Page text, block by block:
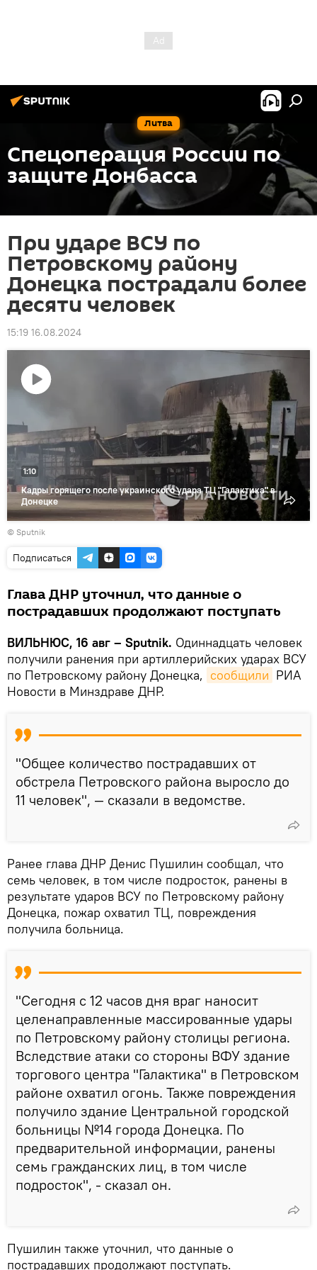
Литва
Спецоперация России по
защите Донбасса
При ударе ВСУ по
Петровскому району
Донецка пострадали более
десяти человек
15:19 16.08.2024
Кадры горящего после украинского удара ТЦ "Галактика" в
Донецке
1:10
© Sputnik
Подписаться
Глава ДНР уточнил, что данные о
пострадавших продолжают поступать
ВИЛЬНЮС, 16 авг – Sputnik. Одиннадцать человек
получили ранения при артиллерийских ударах ВСУ
по Петровскому району Донецка, сообщили РИА
Новости в Минздраве ДНР.
"Общее количество пострадавших от
обстрела Петровского района выросло до
11 человек", — сказали в ведомстве.
Ранее глава ДНР Денис Пушилин сообщал, что
семь человек, в том числе подросток, ранены в
результате ударов ВСУ по Петровскому району
Донецка, пожар охватил ТЦ, повреждения
получила больница.
"Сегодня с 12 часов дня враг наносит
целенаправленные массированные удары
по Петровскому району столицы региона.
Вследствие атаки со стороны ВФУ здание
торгового центра "Галактика" в Петровском
районе охватил огонь. Также повреждения
получило здание Центральной городской
больницы №14 города Донецка. По
предварительной информации, ранены
семь гражданских лиц, в том числе
подросток", - сказал он.
Пушилин также уточнил, что данные о
пострадавших продолжают поступать.